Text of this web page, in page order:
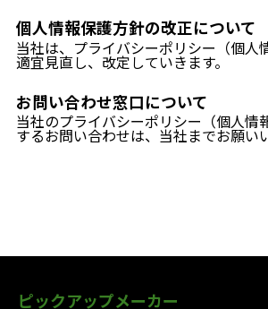
個人情報保護方針の改正について
当社は、プライバシーポリシー（個人
適宜見直し、改定していきます。
お問い合わせ窓口について
当社のプライバシーポリシー（個人情
するお問い合わせは、当社までお願い
ピックアップメーカー